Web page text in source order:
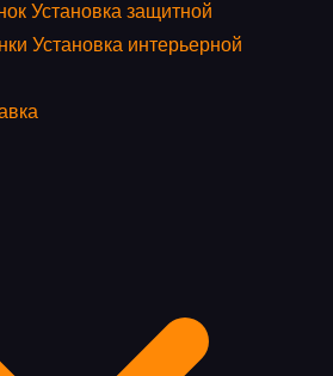
Установка защитной
Установка интерьерной